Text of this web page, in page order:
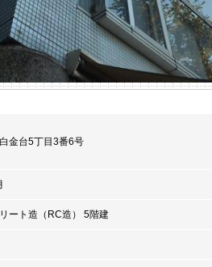
白金台5丁目3番6号
ート造（RC造） 5階建